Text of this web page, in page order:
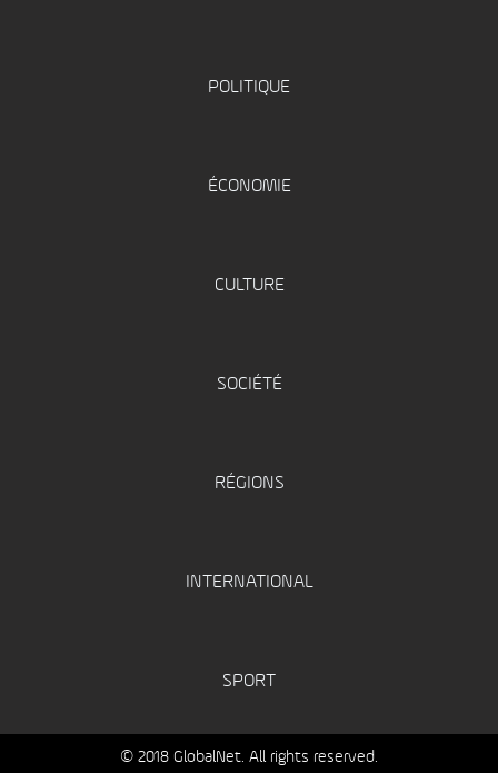
POLITIQUE
ÉCONOMIE
CULTURE
SOCIÉTÉ
RÉGIONS
INTERNATIONAL
SPORT
© 2018 GlobalNet. All rights reserved.